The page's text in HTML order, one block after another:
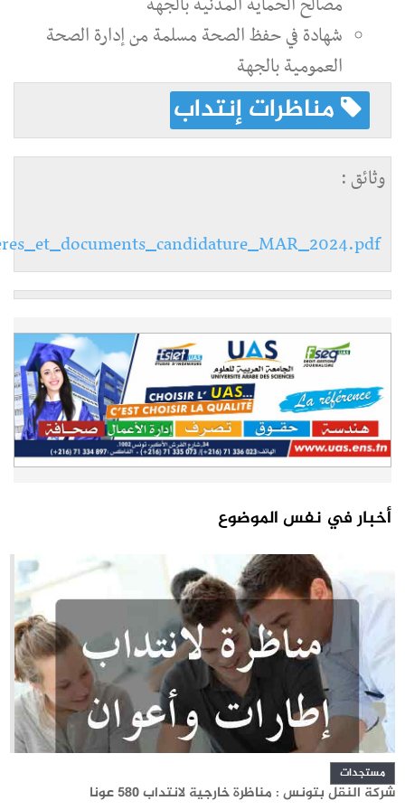
شهادة في حفظ الصحة مسلمة من إدارة الصحة
العمومية بالجهة
مناظرات إنتداب
وثائق :
أخبار في نفس الموضوع
مستجدات
شركة النقل بتونس : مناظرة خارجية لانتداب 580 عونا